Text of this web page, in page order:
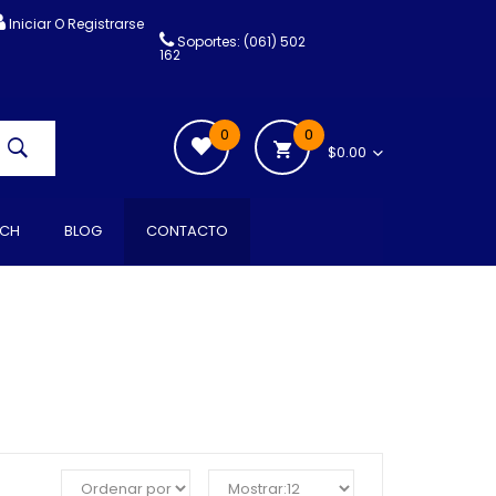
Iniciar O Registrarse
Soportes: (061) 502
162
0
$0.00
0
BLOG CONTACTO